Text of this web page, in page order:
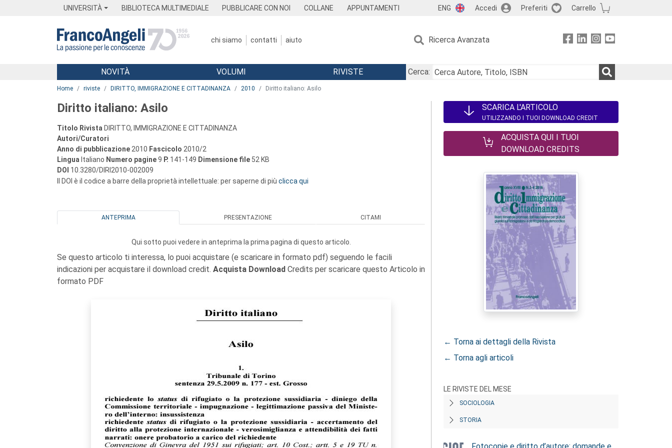
UNIVERSITÀ BIBLIOTECA MULTIMEDIALE PUBBLICARE CON NOI COLLANE APPUNTAMENTI ENG Accedi Preferiti Carrello
chi siamo contatti aiuto Ricerca Avanzata
Menu
NOVITÀ VOLUMI RIVISTE
Cerca:
Home riviste DIRITTO, IMMIGRAZIONE E CITTADINANZA 2010 Diritto italiano: Asilo
Diritto italiano: Asilo
Titolo Rivista DIRITTO, IMMIGRAZIONE E CITTADINANZA
Autori/Curatori
Anno di pubblicazione 2010 Fascicolo 2010/2
Lingua Italiano Numero pagine9 P. 141-149 Dimensione file 52 KB
DOI 10.3280/DIRI2010-002009
Il DOI è il codice a barre della proprietà intellettuale: per saperne di più clicca qui
ANTEPRIMA PRESENTAZIONE CITAMI
Qui sotto puoi vedere in anteprima la prima pagina di questo articolo.
Se questo articolo ti interessa, lo puoi acquistare (e scaricare in formato pdf) seguendo le facili
indicazioni per acquistare il download credit. Acquista Download Credits per scaricare questo Articolo in
formato PDF
SCARICA L'ARTICOLO
UTILIZZANDO I TUOI DOWNLOAD CREDIT
ACQUISTA QUI I TUOI
DOWNLOAD CREDITS
← Torna ai dettagli della Rivista
← Torna agli articoli
LE RIVISTE DEL MESE
SOCIOLOGIA
STORIA